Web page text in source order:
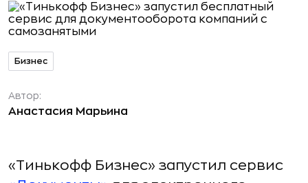
Бизнес
Автор:
Анастасия Марьина
«Тинькофф Бизнес» запустил сервис